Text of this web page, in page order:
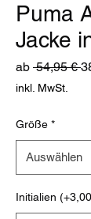
Puma
Jacke
ab 54,95 €
inkl. MwSt.
Größe *
Initialien